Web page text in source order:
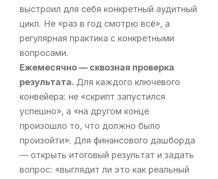
выстроил для себя конкретный аудитный
цикл. Не «раз в год смотрю всё», а
регулярная практика с конкретными
вопросами.
Ежемесячно — сквозная проверка
результата. Для каждого ключевого
конвейера: не «скрипт запустился
успешно», а «на другом конце
произошло то, что должно было
произойти». Для финансового дашборда
— открыть итоговый результат и задать
вопрос: «выглядит ли это как реальный